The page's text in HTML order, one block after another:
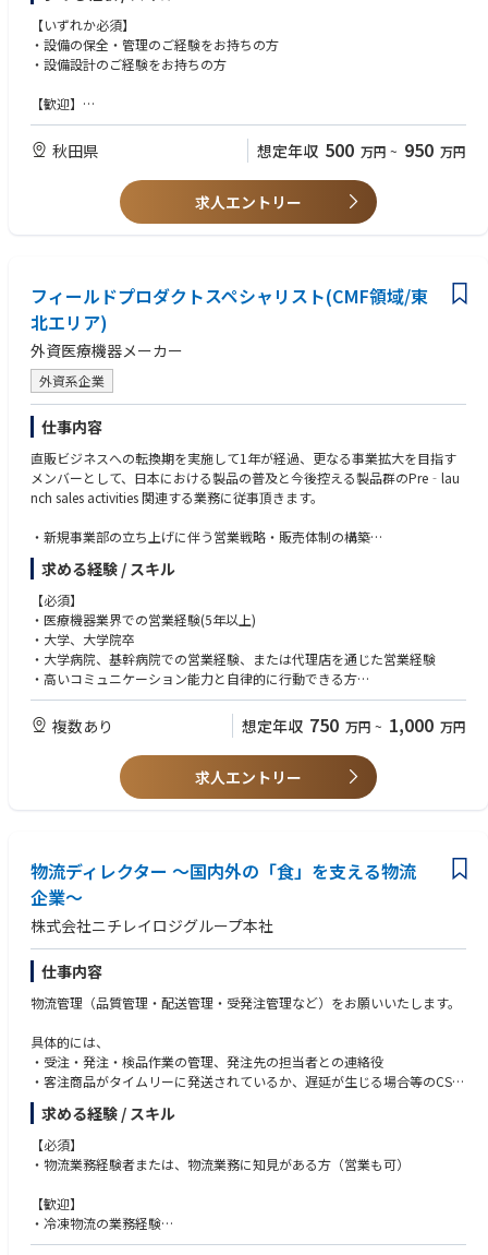
【いずれか必須】
・設備の保全・管理のご経験をお持ちの方
・設備設計のご経験をお持ちの方
【歓迎】
・施工管理の知識や経験
・協調性が高く、周囲と連携しながら業務を進めて頂ける方
秋田県 想定年収 500 万円 ~ 950 万円
求人エントリー
フィールドプロダクトスペシャリスト(CMF領域/東
北エリア)
外資医療機器メーカー
外資系企業
仕事内容
直販ビジネスへの転換期を実施して1年が経過、更なる事業拡大を目指す
メンバーとして、日本における製品の普及と今後控える製品群のPre‐lau
nch sales activities 関連する業務に従事頂きます。
・新規事業部の立ち上げに伴う営業戦略・販売体制の構築
・大学病院、基幹病院を中心とした医師、看護師、臨床工学技士への
製品提案、デモンストレーション等の営業活動
・販売代理店との協業体制構築、トレーニングおよび営業支援
・国内の主要顧客(医療従事者)、販売代理店との関係構築や維持
・製品上市に伴う学会、セミナー、ワークショップでのプロモーション活
動
・市場調査、競合分析を通じた販売戦略の立案、実行
・修理、サービス部門やマーケティング部門と連携した顧客対応の推進、
新製品のローンチ、販売戦略の立案、実行、進捗管理
・収益、市場シェア、顧客獲得コストを念頭においた改善を含む価格戦略
・販売サポート、顧客ニーズと問題点解決に対応するためのプレゼンテー
求める経験 / スキル
【必須】
・医療機器業界での営業経験(5年以上)
・大学、大学院卒
・大学病院、基幹病院での営業経験、または代理店を通じた営業経験
・高いコミュニケーション能力と自律的に行動できる方
・普通自動車第一種運転免許
【歓迎】
・英語力(会話が出来なくても読み書きができるレベルが望ましい方)
・ゼロから事業を立ち上げる事にやりがいを感じる方
・自ら課題を発見し、解決策を実行に移せる方
複数あり 想定年収 750 万円 ~ 1,000 万円
求人エントリー
物流ディレクター ～国内外の「食」を支える物流
企業～
株式会社ニチレイロジグループ本社
仕事内容
物流管理（品質管理・配送管理・受発注管理など）をお願いいたします。
具体的には、
・受注・発注・検品作業の管理、発注先の担当者との連絡役
・客注商品がタイムリーに発送されているか、遅延が生じる場合等のCS対
応が適切になされているかのモニタリング
・商品原価を低廉にするための仕様見直し
・機能向上やお客様満足度UPに向けた各種打ち手の検討と実行 など
現場のオペレーションを見て改善するだけでなく、
物流DX事業、経営企画、事業管理部門、海外事業などご希望に応じて幅広
求める経験 / スキル
【必須】
・物流業務経験者または、物流業務に知見がある方（営業も可）
【歓迎】
・冷凍物流の業務経験
・海外での物流業務経験